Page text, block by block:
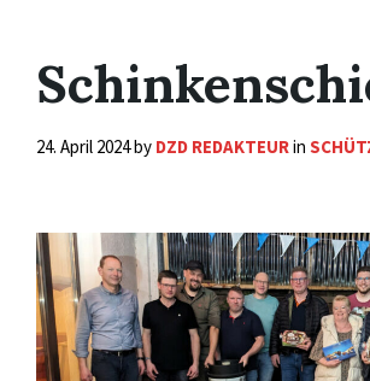
24. April 2024by DZD REDAKTEURin